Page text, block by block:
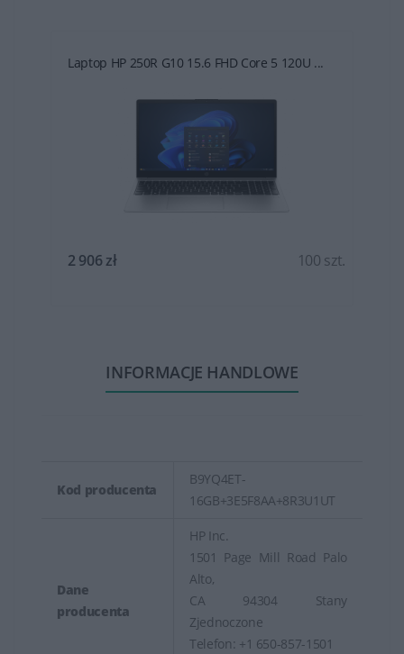
Laptop HP 250R G10 15.6 FHD Core 5 120U ...
2 906 zł 100 szt.
INFORMACJE HANDLOWE
Kod producenta
B9YQ4ET-
16GB+3E5F8AA+8R3U1UT
Dane
producenta
HP Inc.
1501 Page Mill Road Palo
Alto,
CA 94304 Stany
Zjednoczone
Telefon: +1 650-857-1501